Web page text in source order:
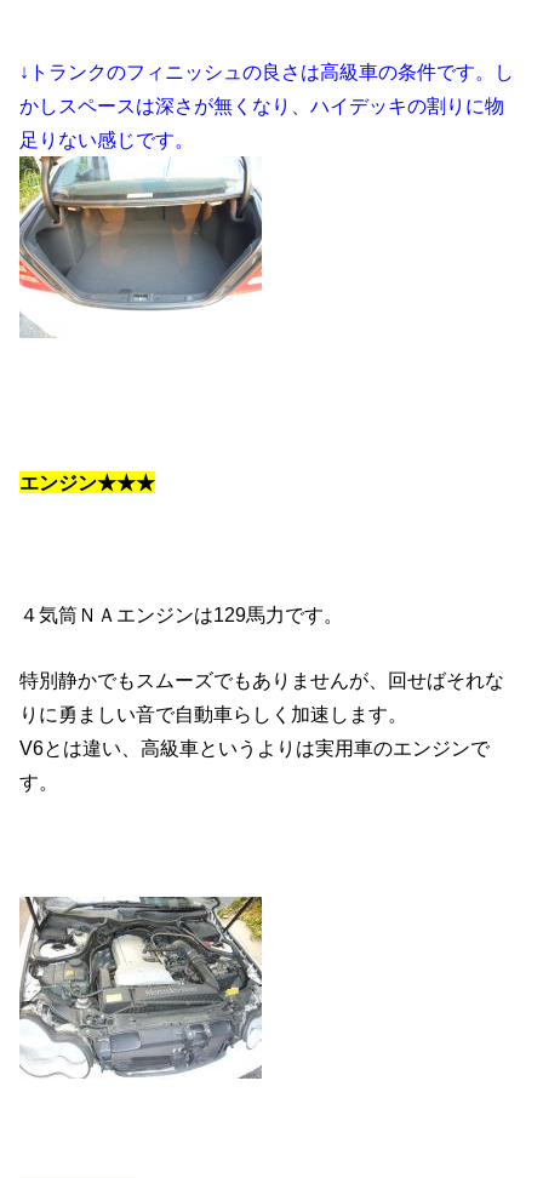
↓トランクのフィニッシュの良さは高級車の条件です。し
かしスペースは深さが無くなり、ハイデッキの割りに物
足りない感じです。
エンジン★★★
４気筒ＮＡエンジンは129馬力です。
特別静かでもスムーズでもありませんが、回せばそれな
りに勇ましい音で自動車らしく加速します。
V6とは違い、高級車というよりは実用車のエンジンで
す。